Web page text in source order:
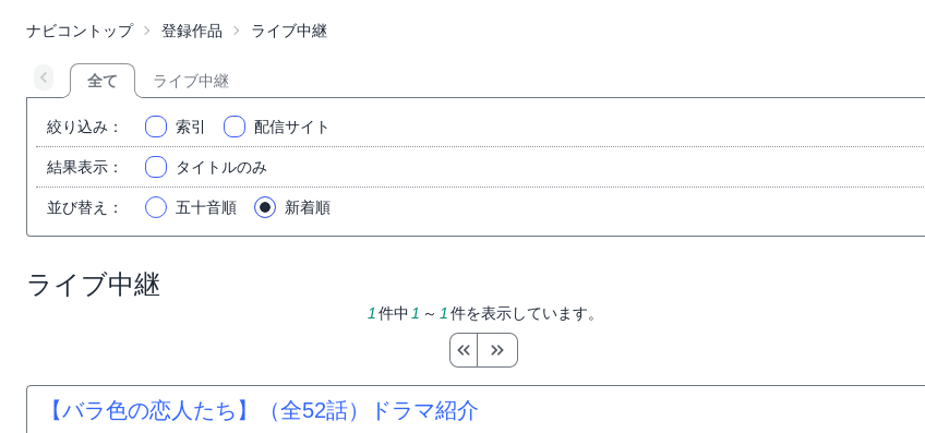
ナビコントップ 登録作品 ライブ中継
全て ライブ中継
絞り込み ： 索引 配信サイト
結果表示 ： タイトルのみ
並び替え ： 五十音順 新着順
ライブ中継
1 件中 1 ～ 1 件を表示しています。
【バラ色の恋人たち】（全52話）ドラマ紹介